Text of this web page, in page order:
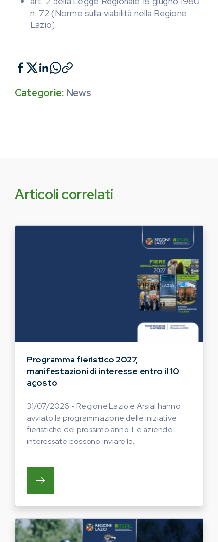
n. 72 (Norme sulla viabilità nella Regione
Lazio).
Categorie: News
Articoli correlati
Programma fieristico 2027,
manifestazioni di interesse entro il 10
agosto
31/07/2026 - Regione Lazio e Arsial hanno
avviato la programmazione delle iniziative
fieristiche del prossimo anno. Le aziende
interessate possono inviare la...
SU REGIONE LAZIO E ARSIAL HANNO